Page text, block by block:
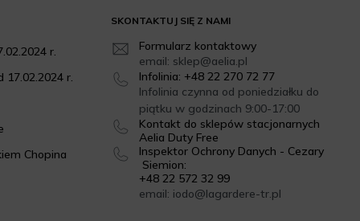
w zakładce z prywatnymi wiadomościami.
a ci administratorzy świadczą na Twoją rzecz, w pełni
narzędzi analitycznych mamy dostęp wyłącznie do
i analizowaniu statystyk związanych z aktywnością
SKONTAKTUJ SIĘ Z NAMI
Formularz kontaktowy
email: sklep@aelia.pl
Infolinia: +48 22 270 72 77
Infolinia czynna od poniedziałku do
piątku w godzinach 9:00-17:00
Kontakt do sklepów stacjonarnych
Aelia Duty Free
Inspektor Ochrony Danych - Cezary
Siemion:
+48 22 572 32 99
email: iodo@lagardere-tr.pl
r.
17.02.2024 r.
Chopina